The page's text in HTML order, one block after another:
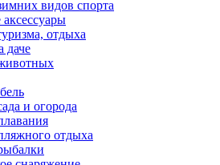
видов спорта
отдыха
и огорода
отдыха